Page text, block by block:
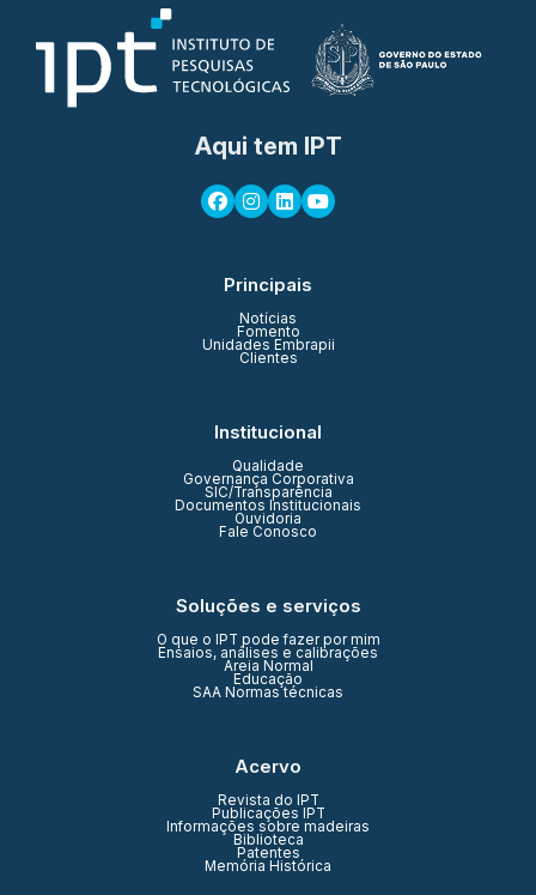
Aqui tem IPT
Principais
Notícias
Fomento
Unidades Embrapii
Clientes
Institucional
Qualidade
Governança Corporativa
SIC/Transparência
Documentos Institucionais
Ouvidoria
Fale Conosco
Soluções e serviços
O que o IPT pode fazer por mim
Ensaios, análises e calibrações
Areia Normal
Educação
SAA Normas técnicas
Acervo
Revista do IPT
Publicações IPT
Informações sobre madeiras
Biblioteca
Patentes
Memória Histórica